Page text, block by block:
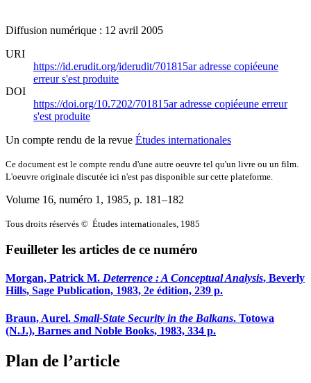
Diffusion numérique : 12 avril 2005
URI
https://id.erudit.org/iderudit/701815aradresse copiéeune
erreur s'est produite
DOI
https://doi.org/10.7202/701815aradresse copiéeune erreur
s'est produite
Un compte rendu de la revue Études internationales
Ce document est le compte rendu d'une autre oeuvre tel qu'un livre ou un film.
L'oeuvre originale discutée ici n'est pas disponible sur cette plateforme.
Volume 16, numéro 1, 1985, p. 181–182
Tous droits réservés © Études internationales, 1985
Feuilleter les articles de ce numéro
Morgan, Patrick M. Deterrence : A Conceptual Analysis, Beverly
Hills, Sage Publication, 1983, 2e édition, 239 p.
Braun, Aurel. Small-State Security in the Balkans. Totowa
(N.J.), Barnes and Noble Books, 1983, 334 p.
Plan de l’article